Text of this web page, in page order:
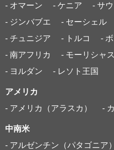
- オマーン
- ケニア - サ
- ジンバブエ
- セーシェル
- チュニジア
- トルコ -
- 南アフリカ
- モーリシャス
- ヨルダン
- レソト王国
アメリカ
- アメリカ（アラスカ）
-
中南米
- アルゼンチン（パタゴニア）